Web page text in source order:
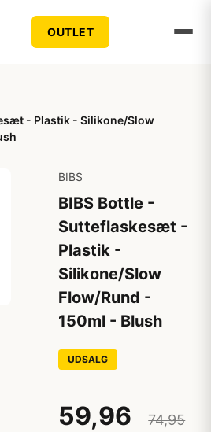
OUTLET
- Plastik - Silikone/Slow
BIBS
BIBS Bottle -
Sutteflaskesæt -
Plastik -
Silikone/Slow
Flow/Rund -
150ml - Blush
UDSALG
59,96
74,95